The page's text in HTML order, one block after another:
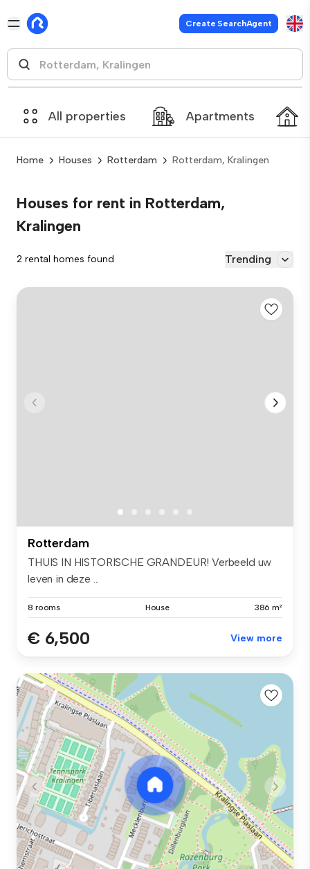
Create SearchAgent
All properties Apartments
Home Houses Rotterdam Rotterdam, Kralingen
Houses for rent in Rotterdam,
Kralingen
2 rental homes found Trending
Rotterdam
THUIS IN HISTORISCHE GRANDEUR! Verbeeld uw
leven in deze ...
8 rooms House 386 m²
€ 6,500 View more